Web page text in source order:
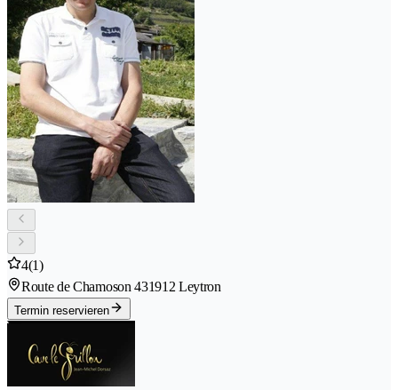
4(1)
Route de Chamoson 431912 Leytron
Termin reservieren